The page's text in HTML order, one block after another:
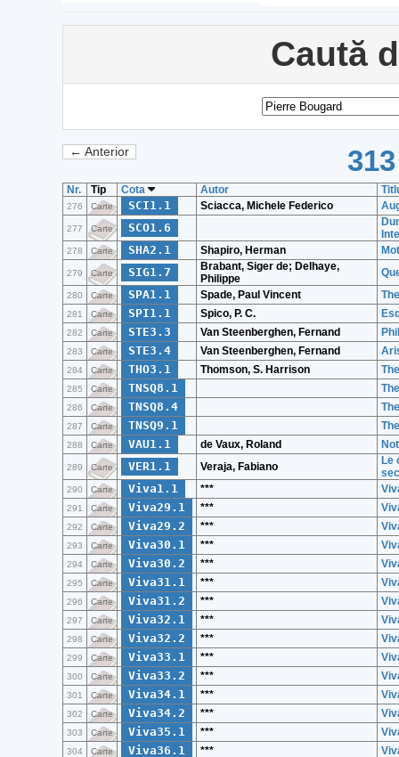
Caută
← Anterior
Nr. Tip Cota Autor
276 Carte SCI1.1 Sciacca, Michele Federico
277 Carte SCO1.6
278 Carte SHA2.1 Shapiro, Herman
279 Carte SIG1.7
Brabant, Siger de; Delhaye,
Philippe
280 Carte SPA1.1 Spade, Paul Vincent
281 Carte SPI1.1 Spico, P. C.
282 Carte STE3.3 Van Steenberghen, Fernand
283 Carte STE3.4 Van Steenberghen, Fernand
284 Carte THO3.1 Thomson, S. Harrison
285 Carte TNSQ8.1
286 Carte TNSQ8.4
287 Carte TNSQ9.1
288 Carte VAU1.1 de Vaux, Roland
289 Carte VER1.1 Veraja, Fabiano
Le
290 Carte Viva1.1 ***
291 Carte Viva29.1 ***
292 Carte Viva29.2 ***
293 Carte Viva30.1 ***
294 Carte Viva30.2 ***
295 Carte Viva31.1 ***
296 Carte Viva31.2 ***
297 Carte Viva32.1 ***
298 Carte Viva32.2 ***
299 Carte Viva33.1 ***
300 Carte Viva33.2 ***
301 Carte Viva34.1 ***
302 Carte Viva34.2 ***
303 Carte Viva35.1 ***
304 Carte Viva36.1 ***